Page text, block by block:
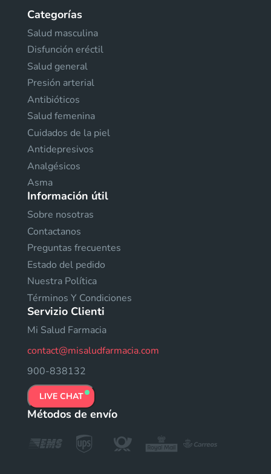
Categorías
Salud masculina
Disfunción eréctil
Salud general
Presión arterial
Antibióticos
Salud femenina
Cuidados de la piel
Antidepresivos
Analgésicos
Asma
Información útil
Sobre nosotras
Contactanos
Preguntas frecuentes
Estado del pedido
Nuestra Política
Términos Y Condiciones
Servizio Clienti
Mi Salud Farmacia
contact@misaludfarmacia.com
900-838132
LIVE CHAT
Métodos de envío